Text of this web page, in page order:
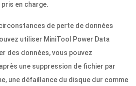
en charge.
de perte de données
utiliser MiniTool Power Data
des données, vous pouvez
une suppression de fichier par
une défaillance du disque dur comme